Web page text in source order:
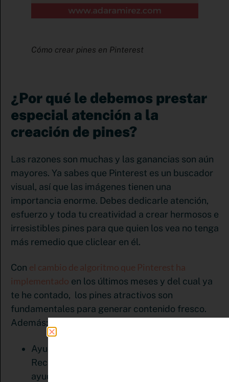
Cómo crear pines en Pinterest
¿Por qué le debemos prestar
especial atención a la
creación de pines?
Las razones son muchas y las ganancias son aún
mayores. Ya sabes que Pinterest es un buscador
visual, así que las imágenes tienen una
importancia enorme. Debes dedicarle atención,
esfuerzo y toda tu creatividad a crear hermosos e
irresistibles pines para que quien los vea no tenga
más remedio que cliclear en él.
Con el cambio de algoritmo que Pinterest ha
implementado en los últimos meses y del cual ya
te he contado, los pines atractivos son
fundamentales para generar contenido fresco.
Además:
Ayudan a la construcción de tu marca.
Recuerda que puedes crear plantillas que te
ayuden a diferenciarte del resto.